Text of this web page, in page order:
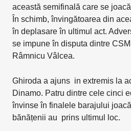
această semifinală care se
În schimb, învingătoarea din
în deplasare în ultimul act.
se impune în disputa dintre
Râmnicu Vâlcea.
Ghiroda a ajuns in extremis la
Dinamo. Patru dintre cele cinci
învinse în finalele barajului
bănățenii au prins ultimul loc.